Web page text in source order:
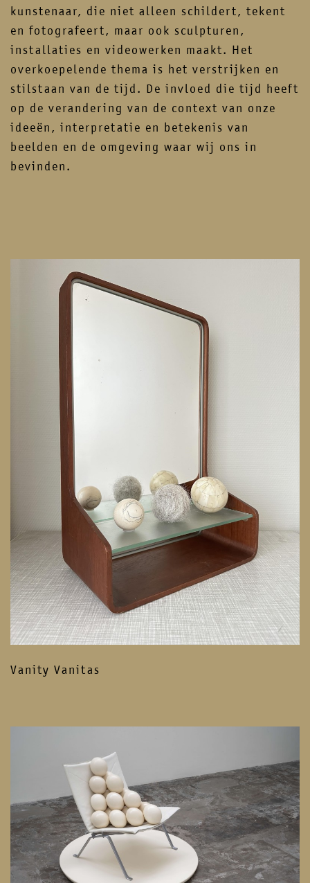
kunstenaar, die niet alleen schildert, tekent
en fotografeert, maar ook sculpturen,
installaties en videowerken maakt. Het
overkoepelende thema is het verstrijken en
stilstaan van de tijd. De invloed die tijd heeft
op de verandering van de context van onze
ideeën, interpretatie en betekenis van
beelden en de omgeving waar wij ons in
bevinden.
Vanity Vanitas